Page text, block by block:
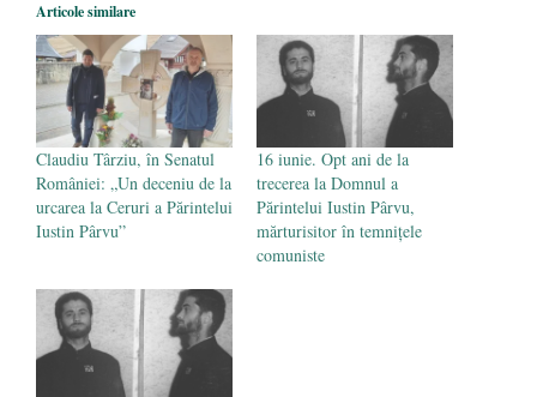
Articole similare
Claudiu Târziu, în Senatul
României: „Un deceniu de la
urcarea la Ceruri a Părintelui
Iustin Pârvu”
16 iunie. Opt ani de la
trecerea la Domnul a
Părintelui Iustin Pârvu,
mărturisitor în temnițele
comuniste